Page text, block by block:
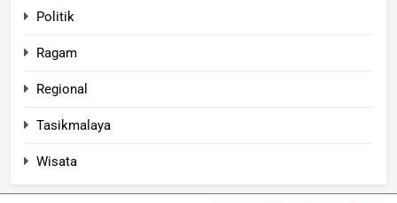
Politik
Ragam
Regional
Tasikmalaya
Wisata